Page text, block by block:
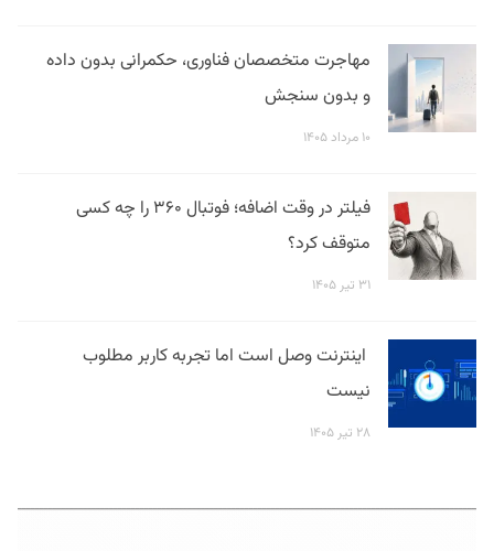
مهاجرت متخصصان فناوری، حکمرانی بدون داده
و بدون سنجش
۱۰ مرداد ۱۴۰۵
فیلتر در وقت اضافه؛ فوتبال ۳۶۰ را چه کسی
متوقف کرد؟
۳۱ تیر ۱۴۰۵
اینترنت وصل است اما تجربه کاربر مطلوب
نیست
۲۸ تیر ۱۴۰۵